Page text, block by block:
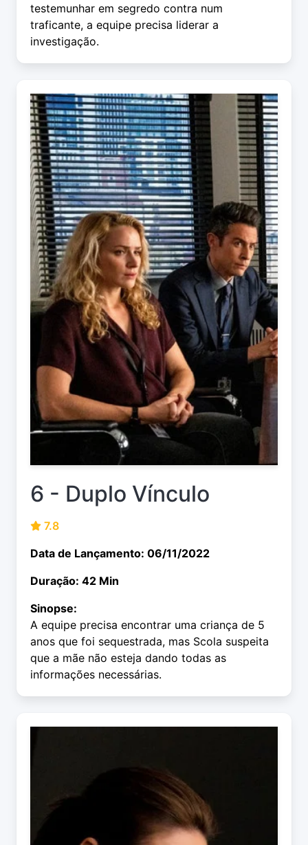
testemunhar em segredo contra num
traficante, a equipe precisa liderar a
investigação.
6 - Duplo Vínculo
7.8
Data de Lançamento: 06/11/2022
Duração: 42 Min
Sinopse:
A equipe precisa encontrar uma criança de 5
anos que foi sequestrada, mas Scola suspeita
que a mãe não esteja dando todas as
informações necessárias.